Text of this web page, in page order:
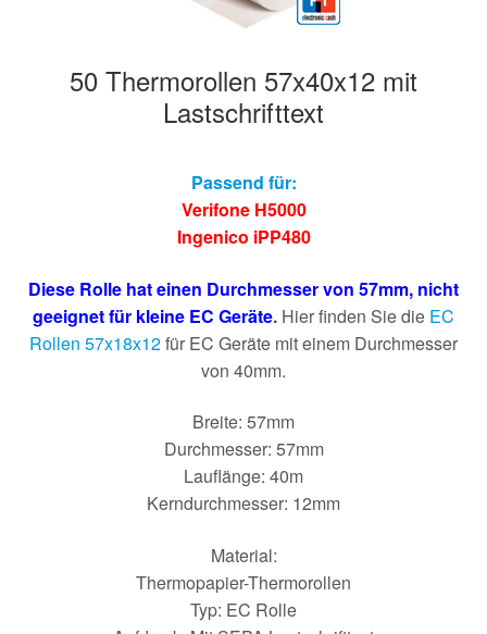
50 Thermorollen 57x40x12 mit
Lastschrifttext
Passend für:
Verifone H5000
Ingenico iPP480
Diese Rolle hat einen Durchmesser von 57mm, nicht
geeignet für kleine EC Geräte. Hier finden Sie die EC
Rollen 57x18x12für EC Geräte mit einem Durchmesser
von 40mm.
Breite: 57mm
Durchmesser: 57mm
Lauflänge: 40m
Kerndurchmesser: 12mm
Material:
Thermopapier-Thermorollen
Typ: EC Rolle